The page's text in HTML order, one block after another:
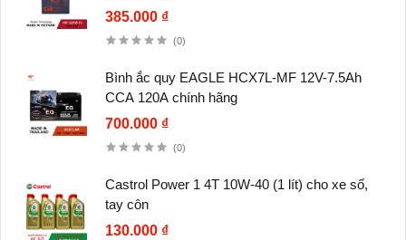
385.000 ₫
(0)
Bình ắc quy EAGLE HCX7L-MF 12V-7.5Ah
CCA 120A chính hãng
700.000 ₫
(0)
Castrol Power 1 4T 10W-40 (1 lít) cho xe số,
tay côn
130.000 ₫